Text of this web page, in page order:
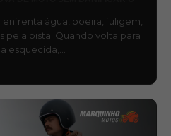
água, poeira, fuligem,
pela pista. Quando volta para
esquecida,…